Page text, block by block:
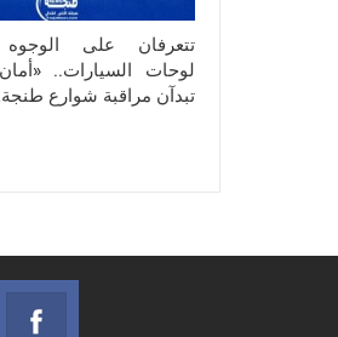
تتعرفان على
لوحات السيارات..
تبدآن مراقبة شوارع